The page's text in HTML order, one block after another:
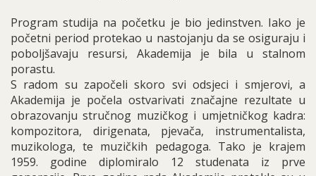
Program studija na početku je bio jedinstven. Iako je
početni period protekao u nastojanju da se osiguraju i
poboljšavaju resursi, Akademija je bila u stalnom
porastu.
S radom su započeli skoro svi odsjeci i smjerovi, a
Akademija je počela ostvarivati značajne rezultate u
obrazovanju stručnog muzičkog i umjetničkog kadra:
kompozitora, dirigenata, pjevača, instrumentalista,
muzikologa, te muzičkih pedagoga. Tako je krajem
1959. godine diplomiralo 12 studenata iz prve